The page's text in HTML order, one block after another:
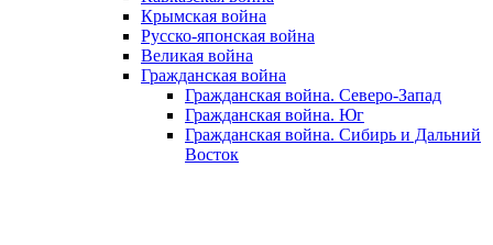
Крымская война
Русско-японская война
Великая война
Гражданская война
Гражданская война. Северо-Запад
Гражданская война. Юг
Гражданская война. Сибирь и Дальний
Восток